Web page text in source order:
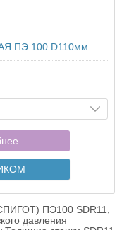
ПЭ 100 D110мм.
ПЭ100 SDR11,
давления